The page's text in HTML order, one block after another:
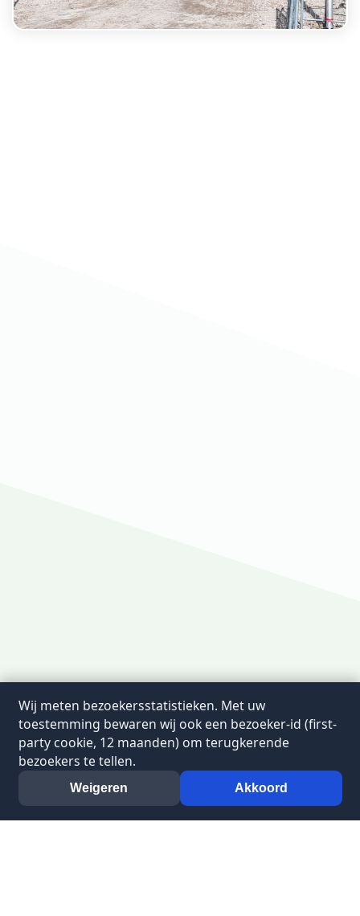
Wij meten bezoekersstatistieken. Met uw
toestemming bewaren wij ook een bezoeker-id (first-
party cookie, 12 maanden) om terugkerende
bezoekers te tellen.
Weigeren Akkoord